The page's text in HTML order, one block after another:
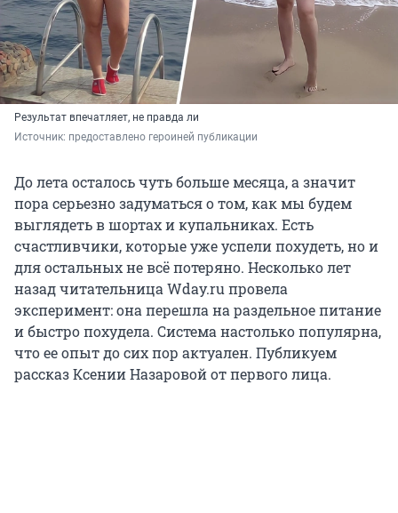
Результат впечатляет, не правда ли
Источник: предоставлено героиней публикации
До лета осталось чуть больше месяца, а значит
пора серьезно задуматься о том, как мы будем
выглядеть в шортах и купальниках. Есть
счастливчики, которые уже успели похудеть, но и
для остальных не всё потеряно. Несколько лет
назад читательница Wday.ru провела
эксперимент: она перешла на раздельное питание
и быстро похудела. Система настолько популярна,
что ее опыт до сих пор актуален. Публикуем
рассказ Ксении Назаровой от первого лица.